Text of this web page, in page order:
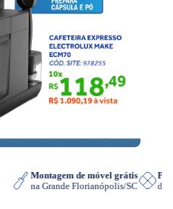
Montagem de móvel grátis
na Grande Florianópolis/SC